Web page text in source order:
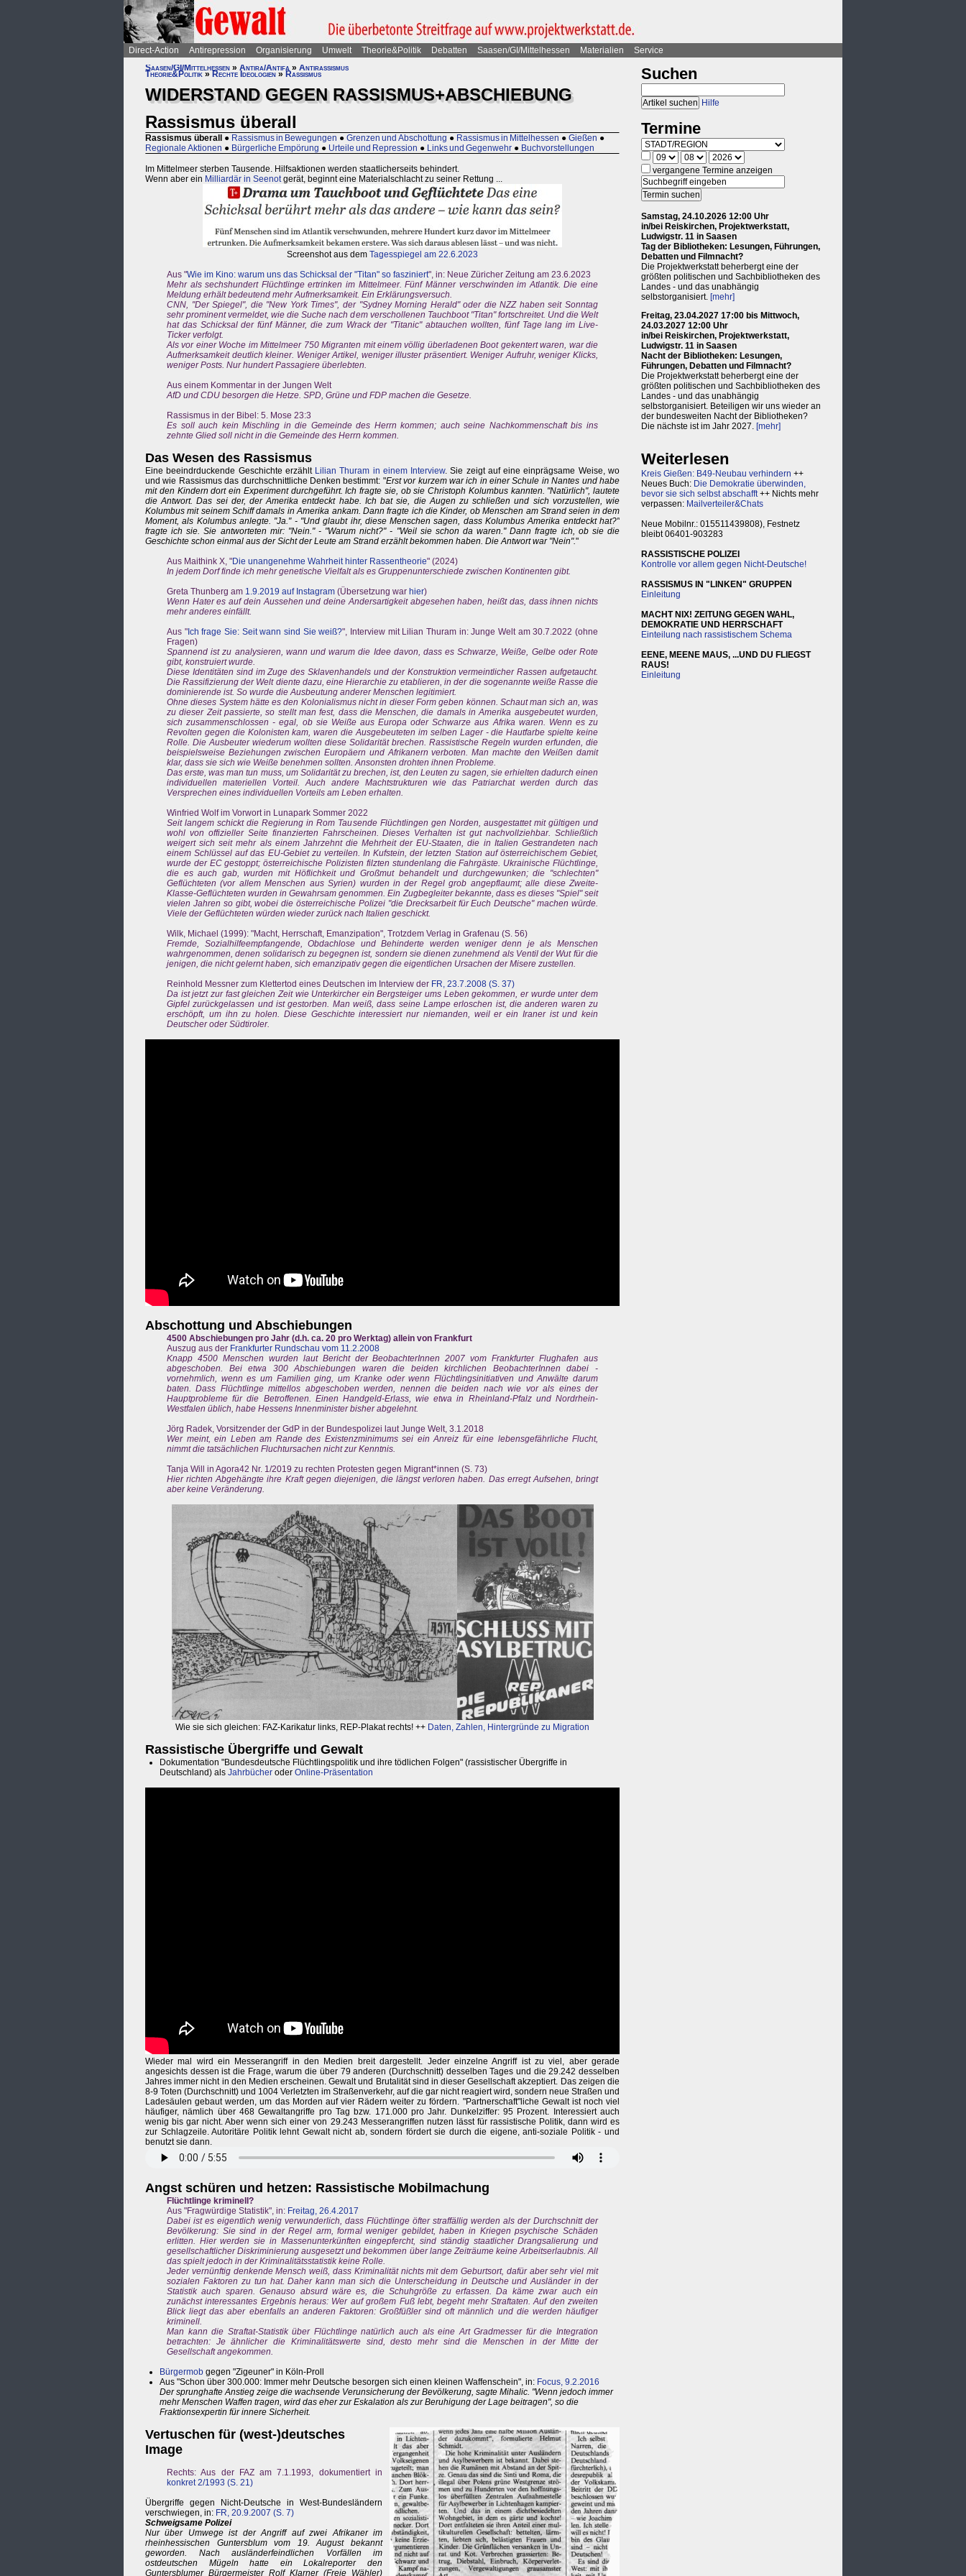
Direct-Action Antirepression Organisierung Umwelt Theorie&Politik Debatten Saasen/GI/Mittelhessen Materialien
Service
Saasen/GI/Mittelhessen » Antira/Antifa » Antirassismus
Theorie&Politik » Rechte Ideologien » Rassismus
WIDERSTAND GEGEN RASSISMUS+ABSCHIEBUNG
Rassismus überall
Rassismus überall ● Rassismus in Bewegungen ● Grenzen und Abschottung ● Rassismus in Mittelhessen ● Gießen ●
Regionale Aktionen ● Bürgerliche Empörung ● Urteile und Repression ● Links und Gegenwehr ● Buchvorstellungen
Im Mittelmeer sterben Tausende. Hilfsaktionen werden staatlicherseits behindert.
Wenn aber ein Milliardär in Seenotgerät, beginnt eine Materialschlacht zu seiner Rettung ...
Screenshot aus dem Tagesspiegel am 22.6.2023
Aus "Wie im Kino: warum uns das Schicksal der "Titan" so fasziniert", in: Neue Züricher Zeitung am 23.6.2023
Mehr als sechshundert Flüchtlinge ertrinken im Mittelmeer. Fünf Männer verschwinden im Atlantik. Die eine
Meldung erhält bedeutend mehr Aufmerksamkeit. Ein Erklärungsversuch.
CNN, "Der Spiegel", die "New York Times", der "Sydney Morning Herald" oder die NZZ haben seit Sonntag
sehr prominent vermeldet, wie die Suche nach dem verschollenen Tauchboot "Titan" fortschreitet. Und die Welt
hat das Schicksal der fünf Männer, die zum Wrack der "Titanic" abtauchen wollten, fünf Tage lang im Live-
Ticker verfolgt.
Als vor einer Woche im Mittelmeer 750 Migranten mit einem völlig überladenen Boot gekentert waren, war die
Aufmerksamkeit deutlich kleiner. Weniger Artikel, weniger illuster präsentiert. Weniger Aufruhr, weniger Klicks,
weniger Posts. Nur hundert Passagiere überlebten.
Aus einem Kommentar in der Jungen Welt
AfD und CDU besorgen die Hetze. SPD, Grüne und FDP machen die Gesetze.
Rassismus in der Bibel: 5. Mose 23:3
Es soll auch kein Mischling in die Gemeinde des Herrn kommen; auch seine Nachkommenschaft bis ins
zehnte Glied soll nicht in die Gemeinde des Herrn kommen.
Das Wesen des Rassismus
Eine beeindrduckende Geschichte erzählt Lilian Thuram in einem Interview. Sie zeigt auf eine einprägsame Weise, wo
und wie Rassismus das durchschnittliche Denken bestimmt: "Erst vor kurzem war ich in einer Schule in Nantes und habe
mit den Kindern dort ein Experiment durchgeführt. Ich fragte sie, ob sie Christoph Kolumbus kannten. "Natürlich", lautete
die Antwort. Das sei der, der Amerika entdeckt habe. Ich bat sie, die Augen zu schließen und sich vorzustellen, wie
Kolumbus mit seinem Schiff damals in Amerika ankam. Dann fragte ich die Kinder, ob Menschen am Strand seien in dem
Moment, als Kolumbus anlegte. "Ja." - "Und glaubt ihr, diese Menschen sagen, dass Kolumbus Amerika entdeckt hat?"
fragte ich sie. Sie antworteten mir: "Nein." - "Warum nicht?" - "Weil sie schon da waren." Dann fragte ich, ob sie die
Geschichte schon einmal aus der Sicht der Leute am Strand erzählt bekommen haben. Die Antwort war "Nein"."
Aus Maithink X, "Die unangenehme Wahrheit hinter Rassentheorie" (2024)
In jedem Dorf finde ich mehr genetische Vielfalt als es Gruppenunterschiede zwischen Kontinenten gibt.
Greta Thunberg am 1.9.2019 auf Instagram (Übersetzung war hier)
Wenn Hater es auf dein Aussehen und deine Andersartigkeit abgesehen haben, heißt das, dass ihnen nichts
mehr anderes einfällt.
Aus "Ich frage Sie: Seit wann sind Sie weiß?", Interview mit Lilian Thuram in: Junge Welt am 30.7.2022 (ohne
Fragen)
Spannend ist zu analysieren, wann und warum die Idee davon, dass es Schwarze, Weiße, Gelbe oder Rote
gibt, konstruiert wurde.
Diese Identitäten sind im Zuge des Sklavenhandels und der Konstruktion vermeintlicher Rassen aufgetaucht.
Die Rassifizierung der Welt diente dazu, eine Hierarchie zu etablieren, in der die sogenannte weiße Rasse die
dominierende ist. So wurde die Ausbeutung anderer Menschen legitimiert.
Ohne dieses System hätte es den Kolonialismus nicht in dieser Form geben können. Schaut man sich an, was
zu dieser Zeit passierte, so stellt man fest, dass die Menschen, die damals in Amerika ausgebeutet wurden,
sich zusammenschlossen - egal, ob sie Weiße aus Europa oder Schwarze aus Afrika waren. Wenn es zu
Revolten gegen die Kolonisten kam, waren die Ausgebeuteten im selben Lager - die Hautfarbe spielte keine
Rolle. Die Ausbeuter wiederum wollten diese Solidarität brechen. Rassistische Regeln wurden erfunden, die
beispielsweise Beziehungen zwischen Europäern und Afrikanern verboten. Man machte den Weißen damit
klar, dass sie sich wie Weiße benehmen sollten. Ansonsten drohten ihnen Probleme.
Das erste, was man tun muss, um Solidarität zu brechen, ist, den Leuten zu sagen, sie erhielten dadurch einen
individuellen materiellen Vorteil. Auch andere Machtstrukturen wie das Patriarchat werden durch das
Versprechen eines individuellen Vorteils am Leben erhalten.
Winfried Wolf im Vorwort in Lunapark Sommer 2022
Seit langem schickt die Regierung in Rom Tausende Flüchtlingen gen Norden, ausgestattet mit gültigen und
wohl von offizieller Seite finanzierten Fahrscheinen. Dieses Verhalten ist gut nachvollziehbar. Schließlich
weigert sich seit mehr als einem Jahrzehnt die Mehrheit der EU-Staaten, die in Italien Gestrandeten nach
einem Schlüssel auf das EU-Gebiet zu verteilen. In Kufstein, der letzten Station auf österreichischem Gebiet,
wurde der EC gestoppt; österreichische Polizisten filzten stundenlang die Fahrgäste. Ukrainische Flüchtlinge,
die es auch gab, wurden mit Höflichkeit und Großmut behandelt und durchgewunken; die "schlechten"
Geflüchteten (vor allem Menschen aus Syrien) wurden in der Regel grob angepflaumt; alle diese Zweite-
Klasse-Geflüchteten wurden in Gewahrsam genommen. Ein Zugbegleiter bekannte, dass es dieses "Spiel" seit
vielen Jahren so gibt, wobei die österreichische Polizei "die Drecksarbeit für Euch Deutsche" machen würde.
Viele der Geflüchteten würden wieder zurück nach Italien geschickt.
Wilk, Michael (1999): "Macht, Herrschaft, Emanzipation", Trotzdem Verlag in Grafenau (S. 56)
Fremde, Sozialhilfeempfangende, Obdachlose und Behinderte werden weniger denn je als Menschen
wahrgenommen, denen solidarisch zu begegnen ist, sondern sie dienen zunehmend als Ventil der Wut für die
jenigen, die nicht gelernt haben, sich emanzipativ gegen die eigentlichen Ursachen der Misere zustellen.
Reinhold Messner zum Klettertod eines Deutschen im Interview der FR, 23.7.2008 (S. 37)
Da ist jetzt zur fast gleichen Zeit wie Unterkircher ein Bergsteiger ums Leben gekommen, er wurde unter dem
Gipfel zurückgelassen und ist gestorben. Man weiß, dass seine Lampe erloschen ist, die anderen waren zu
erschöpft, um ihn zu holen. Diese Geschichte interessiert nur niemanden, weil er ein Iraner ist und kein
Deutscher oder Südtiroler.
Abschottung und Abschiebungen
4500 Abschiebungen pro Jahr (d.h. ca. 20 pro Werktag) allein von Frankfurt
Auszug aus der Frankfurter Rundschau vom 11.2.2008
Knapp 4500 Menschen wurden laut Bericht der BeobachterInnen 2007 vom Frankfurter Flughafen aus
abgeschoben. Bei etwa 300 Abschiebungen waren die beiden kirchlichen BeobachterInnen dabei -
vornehmlich, wenn es um Familien ging, um Kranke oder wenn Flüchtlingsinitiativen und Anwälte darum
baten. Dass Flüchtlinge mittellos abgeschoben werden, nennen die beiden nach wie vor als eines der
Hauptprobleme für die Betroffenen. Einen Handgeld-Erlass, wie etwa in Rheinland-Pfalz und Nordrhein-
Westfalen üblich, habe Hessens Innenminister bisher abgelehnt.
Jörg Radek, Vorsitzender der GdP in der Bundespolizei laut Junge Welt, 3.1.2018
Wer meint, ein Leben am Rande des Existenzminimums sei ein Anreiz für eine lebensgefährliche Flucht,
nimmt die tatsächlichen Fluchtursachen nicht zur Kenntnis.
Tanja Will in Agora42 Nr. 1/2019 zu rechten Protesten gegen Migrant*innen (S. 73)
Hier richten Abgehängte ihre Kraft gegen diejenigen, die längst verloren haben. Das erregt Aufsehen, bringt
aber keine Veränderung.
Wie sie sich gleichen: FAZ-Karikatur links, REP-Plakat rechts! ++ Daten, Zahlen, Hintergründe zu Migration
Rassistische Übergriffe und Gewalt
Dokumentation "Bundesdeutsche Flüchtlingspolitik und ihre tödlichen Folgen" (rassistischer Übergriffe in
Deutschland) als Jahrbücher oder Online-Präsentation
Wieder mal wird ein Messerangriff in den Medien breit dargestellt. Jeder einzelne Angriff ist zu viel, aber gerade
angesichts dessen ist die Frage, warum die über 79 anderen (Durchschnitt) desselben Tages und die 29.242 desselben
Jahres immer nicht in den Medien erscheinen. Gewalt und Brutalität sind in dieser Gesellschaft akzeptiert. Das zeigen die
8-9 Toten (Durchschnitt) und 1004 Verletzten im Straßenverkehr, auf die gar nicht reagiert wird, sondern neue Straßen und
Ladesäulen gebaut werden, um das Morden auf vier Rädern weiter zu fördern. "Partnerschaft"liche Gewalt ist noch viel
häufiger, nämlich über 468 Gewaltangriffe pro Tag bzw. 171.000 pro Jahr. Dunkelziffer: 95 Prozent. Interessiert auch
wenig bis gar nicht. Aber wenn sich einer von 29.243 Messerangriffen nutzen lässt für rassistische Politik, dann wird es
zur Schlagzeile. Autoritäre Politik lehnt Gewalt nicht ab, sondern fördert sie durch die eigene, anti-soziale Politik - und
benutzt sie dann.
Angst schüren und hetzen: Rassistische Mobilmachung
Flüchtlinge kriminell?
Aus "Fragwürdige Statistik", in: Freitag, 26.4.2017
Dabei ist es eigentlich wenig verwunderlich, dass Flüchtlinge öfter straffällig werden als der Durchschnitt der
Bevölkerung: Sie sind in der Regel arm, formal weniger gebildet, haben in Kriegen psychische Schäden
erlitten. Hier werden sie in Massenunterkünften eingepfercht, sind ständig staatlicher Drangsalierung und
gesellschaftlicher Diskriminierung ausgesetzt und bekommen über lange Zeiträume keine Arbeitserlaubnis. All
das spielt jedoch in der Kriminalitätsstatistik keine Rolle.
Jeder vernünftig denkende Mensch weiß, dass Kriminalität nichts mit dem Geburtsort, dafür aber sehr viel mit
sozialen Faktoren zu tun hat. Daher kann man sich die Unterscheidung in Deutsche und Ausländer in der
Statistik auch sparen. Genauso absurd wäre es, die Schuhgröße zu erfassen. Da käme zwar auch ein
zunächst interessantes Ergebnis heraus: Wer auf großem Fuß lebt, begeht mehr Straftaten. Auf den zweiten
Blick liegt das aber ebenfalls an anderen Faktoren: Großfüßler sind oft männlich und die werden häufiger
kriminell.
Man kann die Straftat-Statistik über Flüchtlinge natürlich auch als eine Art Gradmesser für die Integration
betrachten: Je ähnlicher die Kriminalitätswerte sind, desto mehr sind die Menschen in der Mitte der
Gesellschaft angekommen.
Bürgermob gegen "Zigeuner" in Köln-Proll
Aus "Schon über 300.000: Immer mehr Deutsche besorgen sich einen kleinen Waffenschein", in: Focus, 9.2.2016
Der sprunghafte Anstieg zeige die wachsende Verunsicherung der Bevölkerung, sagte Mihalic. "Wenn jedoch immer
mehr Menschen Waffen tragen, wird das eher zur Eskalation als zur Beruhigung der Lage beitragen", so die
Fraktionsexpertin für innere Sicherheit.
Vertuschen für (west-)deutsches
Image
Rechts: Aus der FAZ am 7.1.1993, dokumentiert in
konkret 2/1993 (S. 21)
Übergriffe gegen Nicht-Deutsche in West-Bundesländern
verschwiegen, in: FR, 20.9.2007 (S. 7)
Schweigsame Polizei
Nur über Umwege ist der Angriff auf zwei Afrikaner im
rheinhessischen Guntersblum vom 19. August bekannt
geworden. Nach ausländerfeindlichen Vorfällen im
ostdeutschen Mügeln hatte ein Lokalreporter den
Guntersblumer Bürgermeister Rolf Klarner (Freie Wähler)
Suchen
Hilfe
Termine
vergangene Termine anzeigen
Samstag, 24.10.2026 12:00 Uhr
in/bei Reiskirchen, Projektwerkstatt,
Ludwigstr. 11 in Saasen
Tag der Bibliotheken: Lesungen, Führungen,
Debatten und Filmnacht?
Die Projektwerkstatt beherbergt eine der
größten politischen und Sachbibliotheken des
Landes - und das unabhängig
selbstorganisiert. [mehr]
Freitag, 23.04.2027 17:00 bis Mittwoch,
24.03.2027 12:00 Uhr
in/bei Reiskirchen, Projektwerkstatt,
Ludwigstr. 11 in Saasen
Nacht der Bibliotheken: Lesungen,
Führungen, Debatten und Filmnacht?
Die Projektwerkstatt beherbergt eine der
größten politischen und Sachbibliotheken des
Landes - und das unabhängig
selbstorganisiert. Beteiligen wir uns wieder an
der bundesweiten Nacht der Bibliotheken?
Die nächste ist im Jahr 2027. [mehr]
Weiterlesen
Kreis Gießen: B49-Neubau verhindern ++
Neues Buch: Die Demokratie überwinden,
bevor sie sich selbst abschafft++ Nichts mehr
verpassen: Mailverteiler&Chats
Neue Mobilnr.: 015511439808), Festnetz
bleibt 06401-903283
RASSISTISCHE POLIZEI
Kontrolle vor allem gegen Nicht-Deutsche!
RASSISMUS IN "LINKEN" GRUPPEN
Einleitung
MACHT NIX! ZEITUNG GEGEN WAHL,
DEMOKRATIE UND HERRSCHAFT
Einteilung nach rassistischem Schema
EENE, MEENE MAUS, ...UND DU FLIEGST
RAUS!
Einleitung